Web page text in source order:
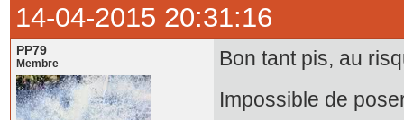
14-04-2015 20:31:16
PP79
Membre
Bon tant pis, au
Impossible de